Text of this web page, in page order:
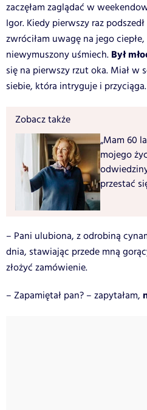
zaczęłam zaglądać w
Igor. Kiedy pierwszy raz
zwróciłam uwagę na jego
niewymuszony uśmiech. Był
się na pierwszy rzut oka. Miał w
siebie, która intryguje i przyciąga.
Zobacz także
„Mam 60
mojego
przestać
– Pani ulubiona, z odrobiną
dnia, stawiając przede mną
złożyć zamówienie.
– Zapamiętał pan? – zapytałam,